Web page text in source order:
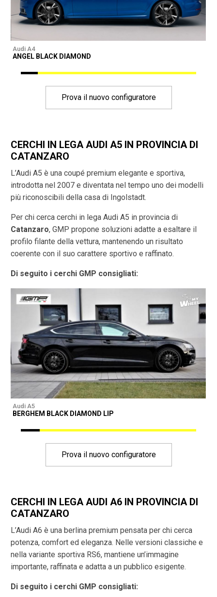
Audi A4
ANGEL BLACK DIAMOND
Prova il nuovo configuratore
CERCHI IN LEGA AUDI A5 IN PROVINCIA DI
CATANZARO
L’Audi A5 è una coupé premium elegante e sportiva,
introdotta nel 2007 e diventata nel tempo uno dei modelli
più riconoscibili della casa di Ingolstadt.
Per chi cerca cerchi in lega Audi A5 in provincia di
Catanzaro, GMP propone soluzioni adatte a esaltare il
profilo filante della vettura, mantenendo un risultato
coerente con il suo carattere sportivo e raffinato.
Di seguito i cerchi GMP consigliati:
Audi A5
BERGHEM BLACK DIAMOND LIP
Prova il nuovo configuratore
CERCHI IN LEGA AUDI A6 IN PROVINCIA DI
CATANZARO
L’Audi A6 è una berlina premium pensata per chi cerca
potenza, comfort ed eleganza. Nelle versioni classiche e
nella variante sportiva RS6, mantiene un’immagine
importante, raffinata e adatta a un pubblico esigente.
Di seguito i cerchi GMP consigliati: